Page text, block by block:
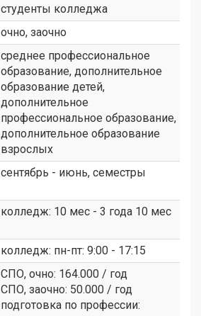
студенты колледжа
очно, заочно
среднее профессиональное
образование, дополнительное
образование детей,
дополнительное
профессиональное образование,
дополнительное образование
взрослых
сентябрь - июнь, семестры
колледж: 10 мес - 3 года 10 мес
колледж: пн-пт: 9:00 - 17:15
СПО, очно: 164.000 / год
СПО, заочно: 50.000 / год
подготовка по профессии: